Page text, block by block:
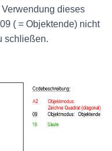
dieses
( = Objektende) nicht
schließen.